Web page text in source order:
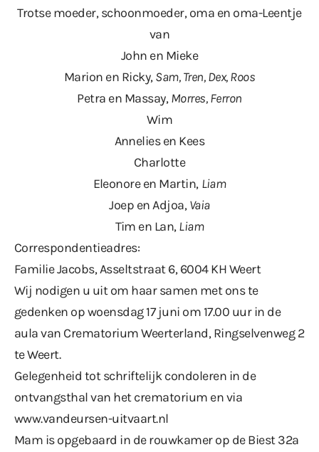
Trotse moeder, schoonmoeder, oma en oma-Leentje
van
John en Mieke
Marion en Ricky,Sam, Tren, Dex, Roos
Petra en Massay,Morres, Ferron
Wim
Annelies en Kees
Charlotte
Eleonore en Martin, Liam
Joep en Adjoa,Vaia
Tim en Lan,Liam
Correspondentieadres:
Familie Jacobs, Asseltstraat 6, 6004 KH Weert
Wij nodigen u uit om haar samen met ons te
gedenken op woensdag 17 juni om 17.00 uur in de
aula van Crematorium Weerterland, Ringselvenweg 2
te Weert.
Gelegenheid tot schriftelijk condoleren in de
ontvangsthal van het crematorium en via
www.vandeursen-uitvaart.nl
Mam is opgebaard in de rouwkamer op de Biest 32a